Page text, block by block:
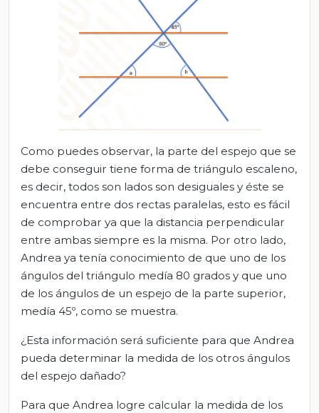
Como puedes observar, la parte del espejo que se
debe conseguir tiene forma de triángulo escaleno,
es decir, todos son lados son desiguales y éste se
encuentra entre dos rectas paralelas, esto es fácil
de comprobar ya que la distancia perpendicular
entre ambas siempre es la misma. Por otro lado,
Andrea ya tenía conocimiento de que uno de los
ángulos del triángulo medía 80 grados y que uno
de los ángulos de un espejo de la parte superior,
medía 45º, como se muestra.
¿Esta información será suficiente para que Andrea
pueda determinar la medida de los otros ángulos
del espejo dañado?
Para que Andrea logre calcular la medida de los